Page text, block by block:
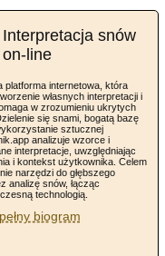
Interpretacja snów
on-line
platforma internetowa, która
własnych interpretacji i
w zrozumieniu ukrytych
się snami, bogatą bazę
sztucznej
analizuje wzorce i
interpretacje, uwzględniając
i kontekst użytkownika. Celem
narzędzi do głębszego
analizę snów, łącząc
technologią.
biogram